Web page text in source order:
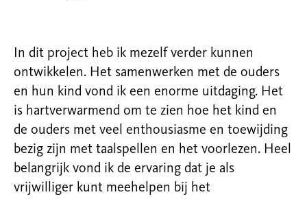
In dit project heb ik mezelf verder kunnen
ontwikkelen. Het samenwerken met de ouders
en hun kind vond ik een enorme uitdaging. Het
is hartverwarmend om te zien hoe het kind en
de ouders met veel enthousiasme en toewijding
bezig zijn met taalspellen en het voorlezen. Heel
belangrijk vond ik de ervaring dat je als
vrijwilliger kunt meehelpen bij het